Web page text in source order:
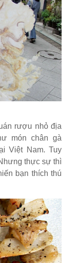
rượu nhỏ địa
món chân gà
Việt Nam. Tuy
thực sự thì
bạn thích thú